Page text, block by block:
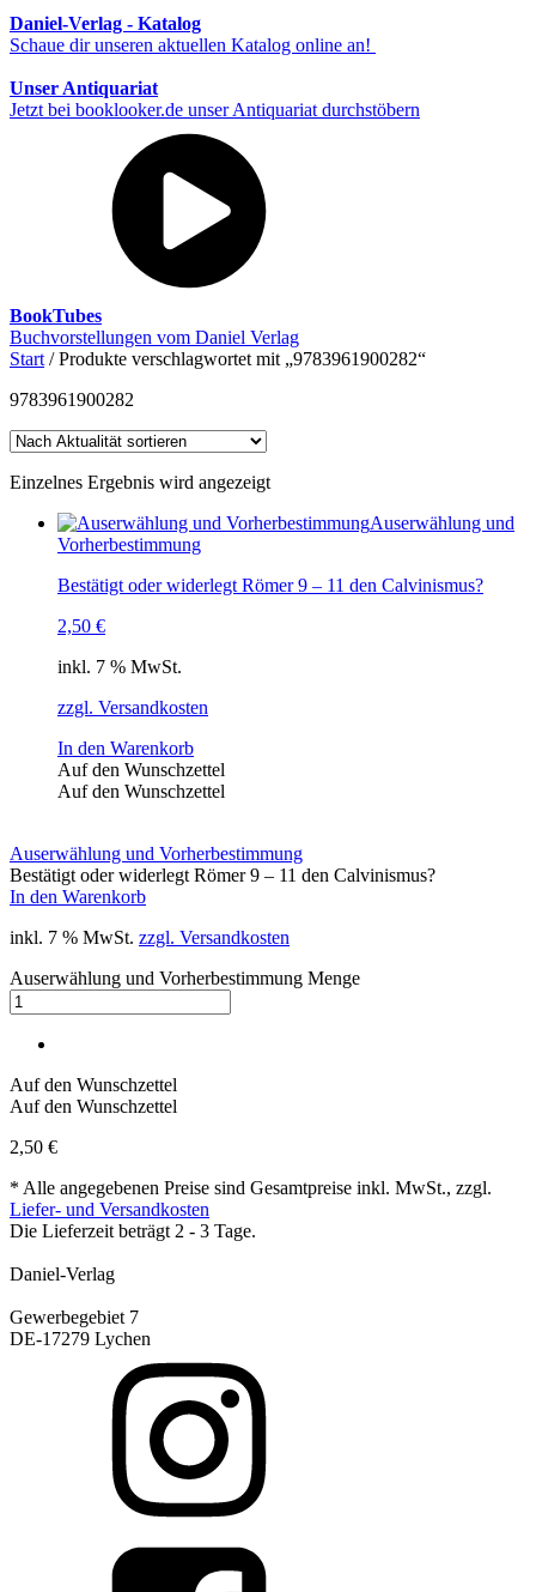
Daniel-Verlag - Katalog
Schaue dir unseren aktuellen Katalog online an!
Unser Antiquariat
Jetzt bei booklooker.de unser Antiquariat durchstöbern
BookTubes
Buchvorstellungen vom Daniel Verlag
Start / Produkte verschlagwortet mit „9783961900282“
9783961900282
Einzelnes Ergebnis wird angezeigt
Auserwählung und
Vorherbestimmung
Bestätigt oder widerlegt Römer 9 – 11 den Calvinismus?
2,50 €
inkl. 7 % MwSt.
zzgl. Versandkosten
In den Warenkorb
Auf den Wunschzettel
Auf den Wunschzettel
Auserwählung und Vorherbestimmung
Bestätigt oder widerlegt Römer 9 – 11 den Calvinismus?
In den Warenkorb
inkl. 7 % MwSt. zzgl. Versandkosten
Auserwählung und Vorherbestimmung Menge
Auf den Wunschzettel
Auf den Wunschzettel
2,50 €
* Alle angegebenen Preise sind Gesamtpreise inkl. MwSt., zzgl.
Liefer- und Versandkosten
Die Lieferzeit beträgt 2 - 3 Tage.
Daniel-Verlag
Gewerbegebiet 7
DE-17279 Lychen